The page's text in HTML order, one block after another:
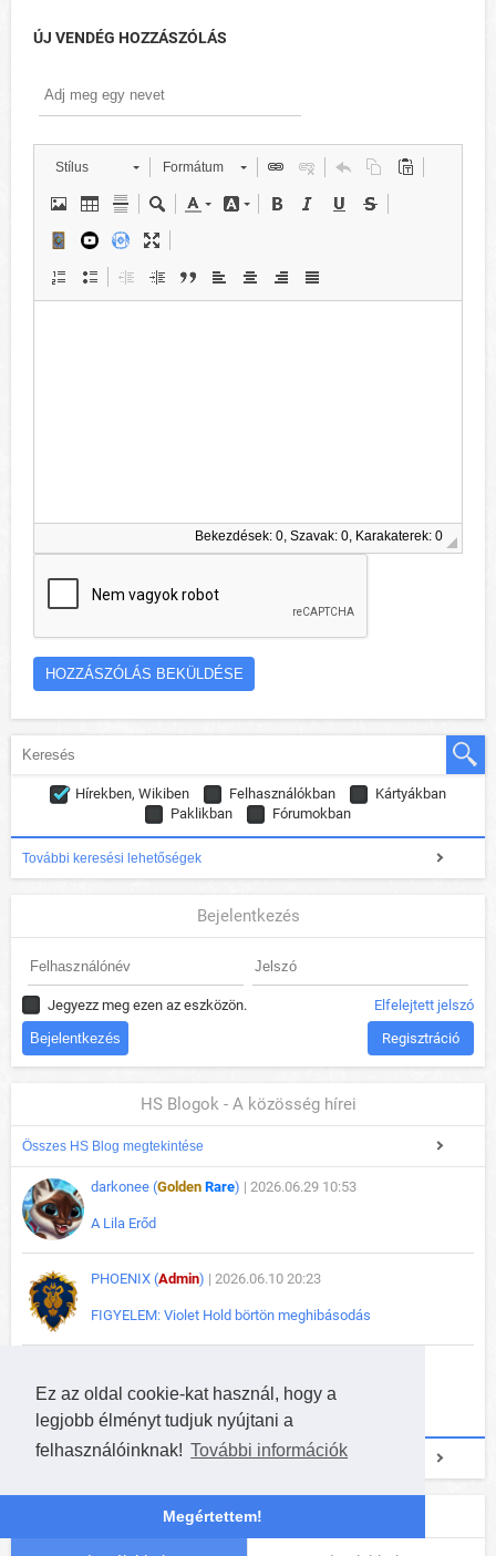
Ez az oldal cookie-kat használ, hogy a
legjobb élményt tudjuk nyújtani a
felhasználóinknak! További információk
Megértettem!
ÚJ VENDÉG HOZZÁSZÓLÁS
Stílus Formátum
Bekezdések: 0, Szavak: 0, Karakaterek: 0
Hírekben, Wikiben Felhasználókban
Kártyákban
Paklikban
Fórumokban
További keresési lehetőségek
Bejelentkezés
Jegyezz meg ezen az eszközön. Elfelejtett jelszó
Regisztráció
HS Blogok - A közösség hírei
Összes HS Blog megtekintése
darkonee (Golden Rare) | 2026.06.29 10:53
A Lila Erőd
PHOENIX (Admin) | 2026.06.10 20:23
FIGYELEM: Violet Hold börtön meghibásodás
+ HS Blog beküldése
Hearthstone paklik